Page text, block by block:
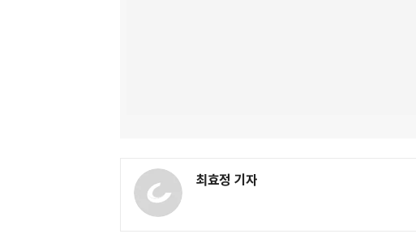
최효정 기자